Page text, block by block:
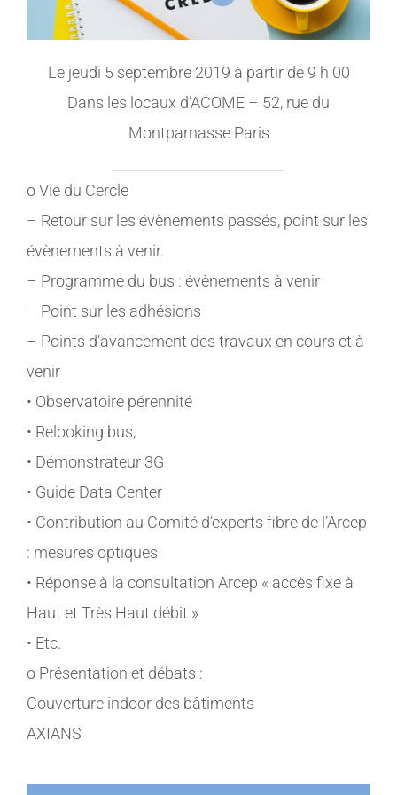
Le jeudi 5 septembre 2019 à partir de 9 h 00
Dans les locaux d’ACOME – 52, rue du
Montparnasse Paris
o Vie du Cercle
– Retour sur les évènements passés, point sur les
évènements à venir.
– Programme du bus : évènements à venir
– Point sur les adhésions
– Points d’avancement des travaux en cours et à
venir
• Observatoire pérennité
• Relooking bus,
• Démonstrateur 3G
• Guide Data Center
• Contribution au Comité d’experts fibre de l’Arcep
: mesures optiques
• Réponse à la consultation Arcep « accès fixe à
Haut et Très Haut débit »
• Etc.
o Présentation et débats :
Couverture indoor des bâtiments
AXIANS